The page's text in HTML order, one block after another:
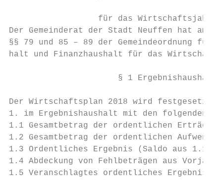
für das Wirtschaftsjahr
Der Gemeinderat der Stadt Neuffen hat
§§ 79 und 85 – 89 der Gemeindeordnung
halt und Finanzhaushalt für das
§ 1 Ergebnishaushalt
Der Wirtschaftsplan 2018 wird
1. im Ergebnishaushalt mit den
1.1 Gesamtbetrag der ordentlichen
1.2 Gesamtbetrag der ordentlichen
1.3 Ordentliches Ergebnis (Saldo aus
1.4 Abdeckung von Fehlbeträgen aus
1.5 Veranschlagtes ordentliches